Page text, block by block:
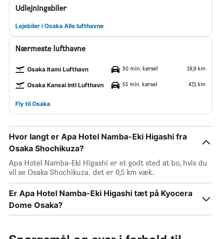
Udlejningsbiler
Lejebiler i Osaka Alle lufthavne
Nærmeste lufthavne
Osaka Itami Lufthavn 30 min. kørsel 19,9 km
Osaka Kansai Intl Lufthavn 55 min. kørsel 47,1 km
Fly til Osaka
Hvor langt er Apa Hotel Namba-Eki Higashi fra
Osaka Shochikuza?
Apa Hotel Namba-Eki Higashi er et godt sted at bo, hvis du
vil se Osaka Shochikuza. det er 0,5 km væk.
Er Apa Hotel Namba-Eki Higashi tæt på Kyocera
Dome Osaka?